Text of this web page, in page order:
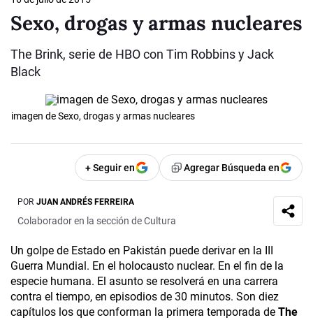
Sexo, drogas y armas nucleares
The Brink, serie de HBO con Tim Robbins y Jack
Black
imagen de Sexo, drogas y armas nucleares
+ Seguir en Agregar Búsqueda en
POR JUAN ANDRÉS FERREIRA
Colaborador en la sección de Cultura
Un golpe de Estado en Pakistán puede derivar en la III
Guerra Mundial. En el holocausto nuclear. En el fin de la
especie humana. El asunto se resolverá en una carrera
contra el tiempo, en episodios de 30 minutos. Son diez
capítulos los que conforman la primera temporada de The